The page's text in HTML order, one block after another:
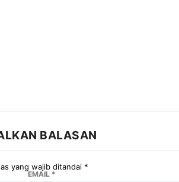
BALASAN
yang wajib ditandai *
EMAIL *